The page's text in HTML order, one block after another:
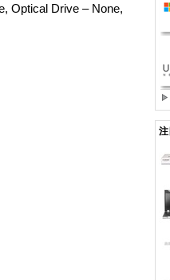
Optical Drive – None,